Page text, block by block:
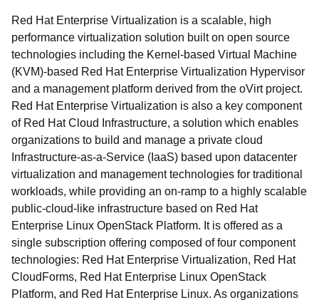
Red Hat Enterprise Virtualization is a scalable, high
performance virtualization solution built on open source
technologies including the Kernel-based Virtual Machine
(KVM)-based Red Hat Enterprise Virtualization Hypervisor
and a management platform derived from the oVirt project.
Red Hat Enterprise Virtualization is also a key component
of Red Hat Cloud Infrastructure, a solution which enables
organizations to build and manage a private cloud
Infrastructure-as-a-Service (IaaS) based upon datacenter
virtualization and management technologies for traditional
workloads, while providing an on-ramp to a highly scalable
public-cloud-like infrastructure based on Red Hat
Enterprise Linux OpenStack Platform. It is offered as a
single subscription offering composed of four component
technologies: Red Hat Enterprise Virtualization, Red Hat
CloudForms, Red Hat Enterprise Linux OpenStack
Platform, and Red Hat Enterprise Linux. As organizations